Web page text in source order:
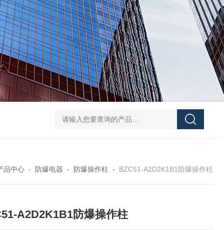
防水防腐检修插座箱 4回路带漏电防爆照明配电箱
品中心 - 防爆电器 - 防爆操作柱 - BZC51-A2D2K1B1防爆操作柱
A2D2K1B1防爆操作柱